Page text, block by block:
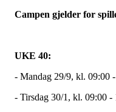
Campen gjelder for
UKE 40:
- Mandag 29/9, kl. 09:00
- Tirsdag 30/1, kl. 09:00 -